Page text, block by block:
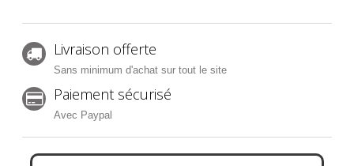
Livraison offerte
Sans minimum d'achat sur tout le site
Paiement sécurisé
Avec Paypal